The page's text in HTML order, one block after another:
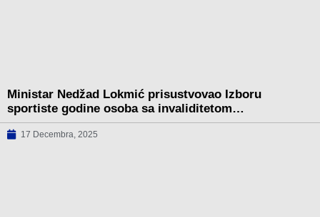
Ministar Nedžad Lokmić prisustvovao Izboru
sportiste godine osoba sa invaliditetom…
17 Decembra, 2025